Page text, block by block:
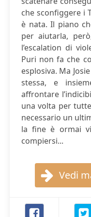
che sconfiggere i
è nata. Il piano
per aiutarla,
l’escalation di
Puri non fa che
esplosiva. Ma
stessa, e
affrontare
una volta per
necessario un
la fine è ormai
compiersi...
Vedi